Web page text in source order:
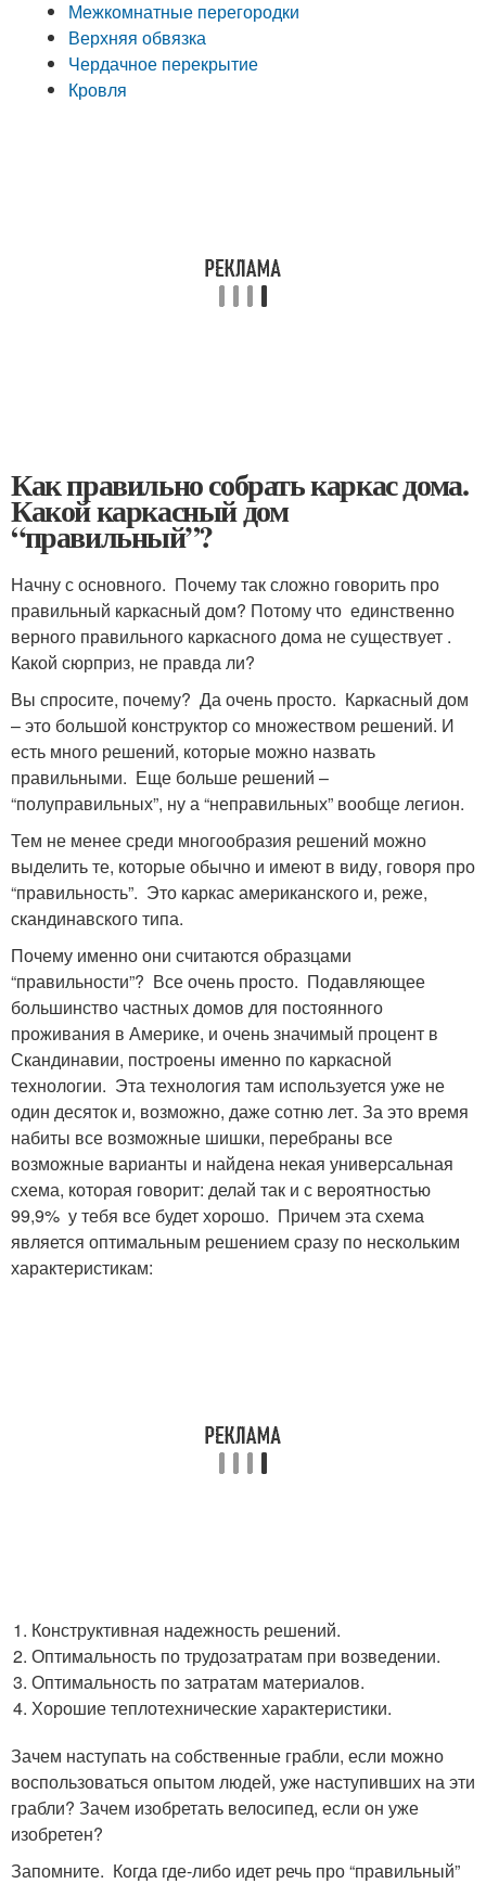
Межкомнатные перегородки
Верхняя обвязка
Чердачное перекрытие
Кровля
Как правильно собрать каркас дома.
Какой каркасный дом
“правильный”?
Начну с основного. Почему так сложно говорить про
правильный каркасный дом? Потому что единственно
верного правильного каркасного дома не существует .
Какой сюрприз, не правда ли?
Вы спросите, почему? Да очень просто. Каркасный дом
– это большой конструктор со множеством решений. И
есть много решений, которые можно назвать
правильными. Еще больше решений –
“полуправильных”, ну а “неправильных” вообще легион.
Тем не менее среди многообразия решений можно
выделить те, которые обычно и имеют в виду, говоря про
“правильность”. Это каркас американского и, реже,
скандинавского типа.
Почему именно они считаются образцами
“правильности”? Все очень просто. Подавляющее
большинство частных домов для постоянного
проживания в Америке, и очень значимый процент в
Скандинавии, построены именно по каркасной
технологии. Эта технология там используется уже не
один десяток и, возможно, даже сотню лет. За это время
набиты все возможные шишки, перебраны все
возможные варианты и найдена некая универсальная
схема, которая говорит: делай так и с вероятностью
99,9% у тебя все будет хорошо. Причем эта схема
является оптимальным решением сразу по нескольким
характеристикам:
Конструктивная надежность решений.
Оптимальность по трудозатратам при возведении.
Оптимальность по затратам материалов.
Хорошие теплотехнические характеристики.
Зачем наступать на собственные грабли, если можно
воспользоваться опытом людей, уже наступивших на эти
грабли? Зачем изобретать велосипед, если он уже
изобретен?
Запомните. Когда где-либо идет речь про “правильный”